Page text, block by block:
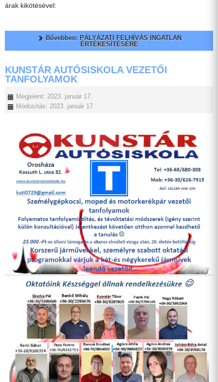
árak kikötésével:
Bővebben: PÁLYÁZATI FELHÍVÁS INGATLAN
ÉRTÉKESÍTÉSÉRE
KUNSTÁR AUTÓSISKOLA VEZETŐI
TANFOLYAMOK
Megjelent: 2023. január 17.
Módosítás: 2023. január 17.